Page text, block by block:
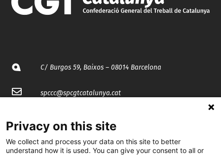
C/ Burgos 59, Baixos – 08014 Barcelona
spccc@spcgtcatalunya.cat
@CGTCatalunya
Privacy on this site
We collect and process your data on this site to better
understand how it is used. You can give your consent to all or